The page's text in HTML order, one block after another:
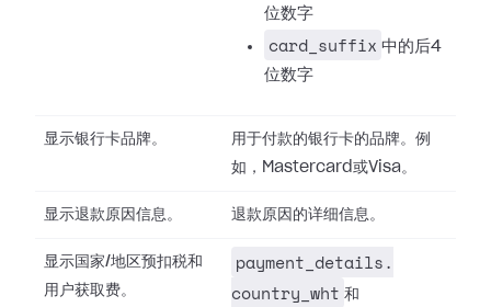
位数字
card_suffix 中的后4
位数字
显示银行卡品牌。
用于付款的银行卡的品牌。例
如，Mastercard或Visa。
显示退款原因信息。 退款原因的详细信息。
显示国家/地区预扣税和
用户获取费。
payment_details.​
country_wht 和